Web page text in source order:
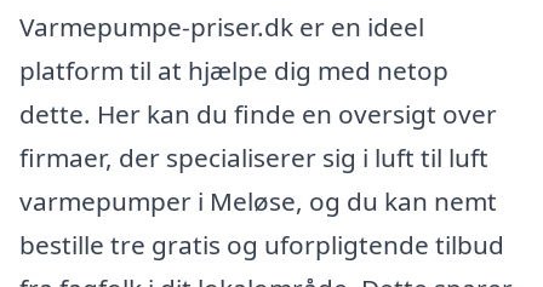
Varmepumpe-priser.dk er en ideel
platform til at hjælpe dig med netop
dette. Her kan du finde en oversigt over
firmaer, der specialiserer sig i luft til luft
varmepumper i Meløse, og du kan nemt
bestille tre gratis og uforpligtende tilbud